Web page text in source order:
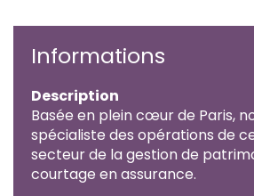
Informations
Description
Basée en plein cœur de Paris,
spécialiste des opérations de
secteur de la gestion de
courtage en assurance.